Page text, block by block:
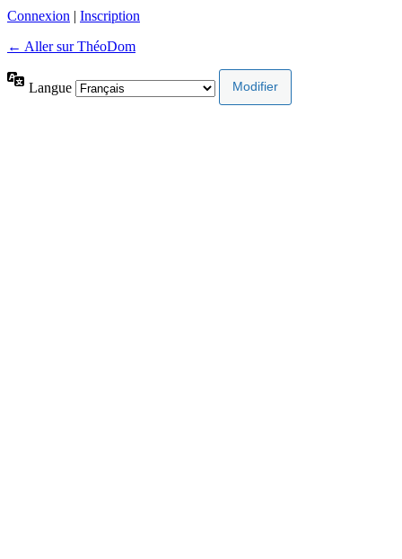
Connexion | Inscription
← Aller sur ThéoDom
Langue